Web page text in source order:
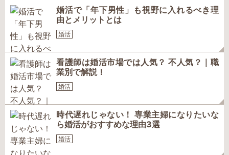
婚活で「年下男性」も視野に入れるべき理
由とメリットとは
婚活
看護師は婚活市場では人気？ 不人気？｜職
業別で解説！
婚活
時代遅れじゃない！ 専業主婦になりたいな
ら婚活がおすすめな理由3選
婚活